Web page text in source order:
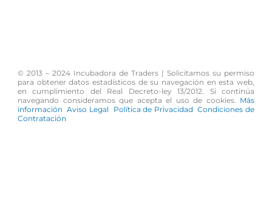
c
e
s
t
u
t
© 2013 – 2024 Incubadora de Traders | Solicitamos su permiso
para obtener datos estadísticos de su navegación en esta web,
en cumplimiento del Real Decreto-ley 13/2012. Si continúa
navegando consideramos que acepta el uso de cookies. Más
informaciónAviso Legal Política de PrivacidadCondiciones de
Contratación